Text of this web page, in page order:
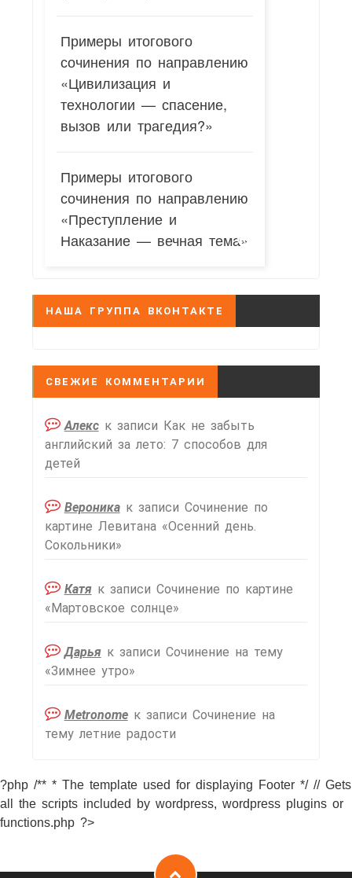
Примеры итогового
сочинения по направлению
«Цивилизация и
технологии — спасение,
вызов или трагедия?»
Примеры итогового
сочинения по направлению
«Преступление и
Наказание — вечная тема»
НАША ГРУППА ВКОНТАКТЕ
СВЕЖИЕ КОММЕНТАРИИ
Алекск записи Как не забыть
английский за лето: 7 способов для
детей
Вероникак записи Сочинение по
картине Левитана «Осенний день.
Сокольники»
Катяк записи Сочинение по картине
«Мартовское солнце»
Дарьяк записи Сочинение на тему
«Зимнее утро»
Metronomeк записи Сочинение на
тему летние радости
?php /** * The template used for displaying Footer */ // Gets
all the scripts included by wordpress, wordpress plugins or
functions.php ?>